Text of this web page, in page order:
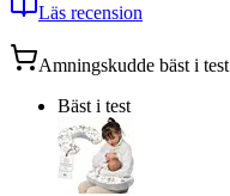
Läs recension
Amningskudde bäst i test
Bäst i test